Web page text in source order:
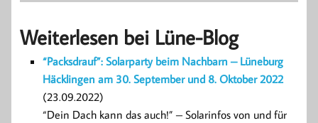
Weiterlesen bei Lüne-Blog
“Packsdrauf”: Solarparty beim Nachbarn – Lüneburg
Häcklingen am 30. September und 8. Oktober 2022
(23.09.2022)
“Dein Dach kann das auch!” – Solarinfos von und für